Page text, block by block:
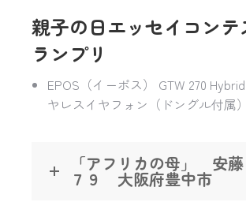
親子の日エッセイコン
ランプリ
EPOS（イーポス） GTW 270
ヤレスイヤフォン（ドングル付属）
「アフリカの母」 安
７９ 大阪府豊中市